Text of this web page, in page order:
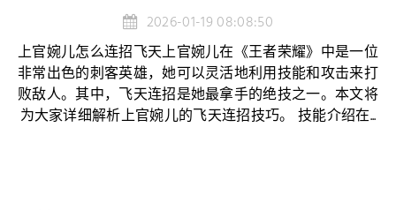
2026-01-19 08:08:50
上官婉儿怎么连招飞天上官婉儿在《王者荣耀》中是一位
非常出色的刺客英雄，她可以灵活地利用技能和攻击来打
败敌人。其中，飞天连招是她最拿手的绝技之一。本文将
为大家详细解析上官婉儿的飞天连招技巧。 技能介绍在...